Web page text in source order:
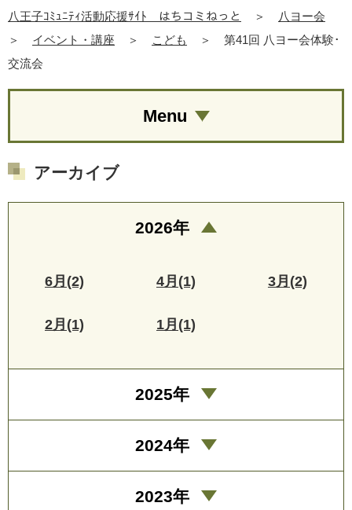
八王子ｺﾐｭﾆﾃｨ活動応援ｻｲﾄ はちコミねっと ＞
八ヨー会
＞
イベント・講座 ＞ こども ＞
第41回 八ヨー会体験･
交流会
Menu
アーカイブ
2026年
6月(2) 4月(1) 3月(2)
2月(1) 1月(1)
2025年
2024年
2023年